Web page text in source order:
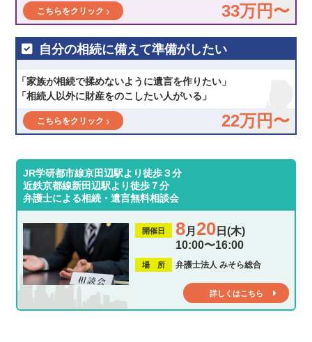
33万円〜
こちらをクリック
自分の相続に備えて準備がしたい
「家族が相続で揉めないように遺言を作りたい」
「相続人以外に財産をのこしたい人がいる」
22万円〜
こちらをクリック
JR学研都市線京田辺駅より徒歩３分
近鉄京都線新田辺駅より徒歩７分
弁護士による相続・遺言無料相談会
開催日 8月 20日(木)
10:00〜16:00
場 所 弁護士法人 みそら総合
詳しくはこちら